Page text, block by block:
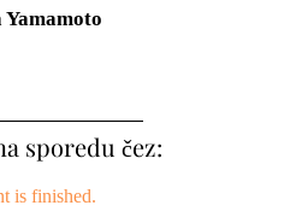
sporedu čez:
is finished.